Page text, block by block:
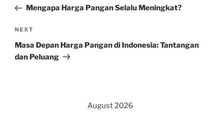
PostMengapa Harga Pangan Selalu Meningkat?
Next
Post
NEXT
Masa Depan Harga Pangan di Indonesia: Tantangan
dan Peluang
August 2026